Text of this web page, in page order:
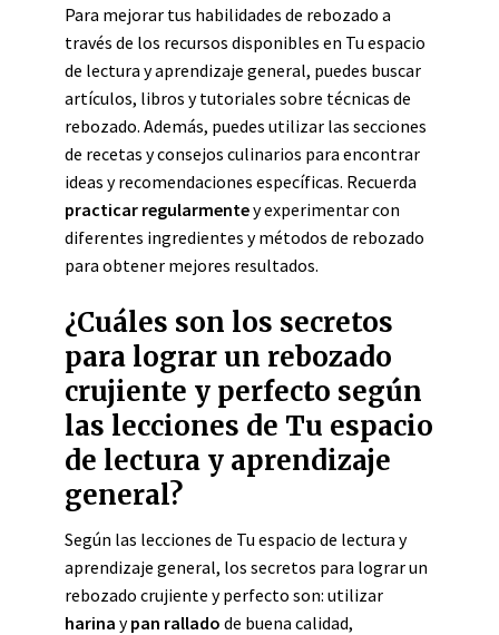
Para mejorar tus habilidades de rebozado a
través de los recursos disponibles en Tu espacio
de lectura y aprendizaje general, puedes buscar
artículos, libros y tutoriales sobre técnicas de
rebozado. Además, puedes utilizar las secciones
de recetas y consejos culinarios para encontrar
ideas y recomendaciones específicas. Recuerda
practicar regularmentey experimentar con
diferentes ingredientes y métodos de rebozado
para obtener mejores resultados.
¿Cuáles son los secretos
para lograr un rebozado
crujiente y perfecto según
las lecciones de Tu espacio
de lectura y aprendizaje
general?
Según las lecciones de Tu espacio de lectura y
aprendizaje general, los secretos para lograr un
rebozado crujiente y perfecto son: utilizar
harina ypan rallado de buena calidad,